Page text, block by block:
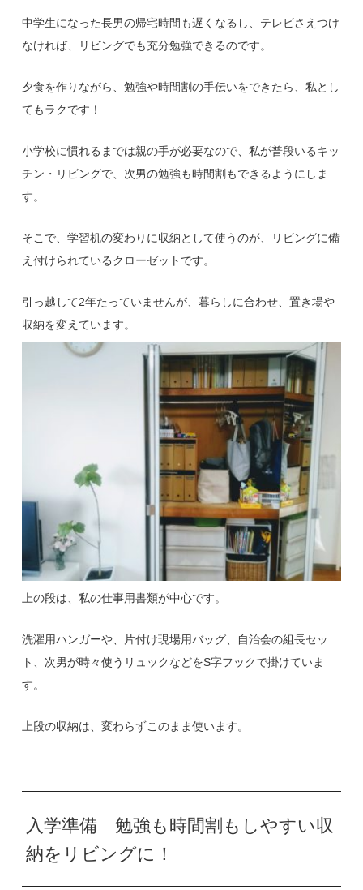
中学生になった長男の帰宅時間も遅くなるし、テレビさえつけ
なければ、リビングでも充分勉強できるのです。
夕食を作りながら、勉強や時間割の手伝いをできたら、私とし
てもラクです！
小学校に慣れるまでは親の手が必要なので、私が普段いるキッ
チン・リビングで、次男の勉強も時間割もできるようにしま
す。
そこで、学習机の変わりに収納として使うのが、リビングに備
え付けられているクローゼットです。
引っ越して2年たっていませんが、暮らしに合わせ、置き場や
収納を変えています。
上の段は、私の仕事用書類が中心です。
洗濯用ハンガーや、片付け現場用バッグ、自治会の組長セッ
ト、次男が時々使うリュックなどをS字フックで掛けていま
す。
上段の収納は、変わらずこのまま使います。
入学準備 勉強も時間割もしやすい収
納をリビングに！